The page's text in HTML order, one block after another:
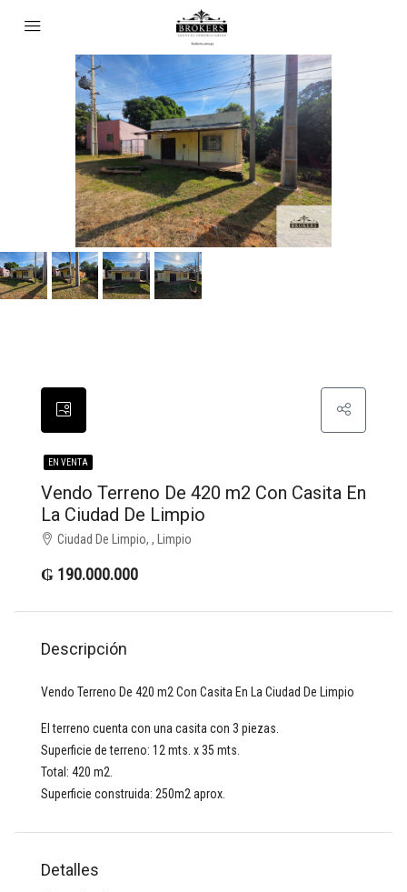
EN VENTA
Vendo Terreno De 420 m2 Con Casita En
La Ciudad De Limpio
Ciudad De Limpio, , Limpio
₲ 190.000.000
Descripción
Vendo Terreno De 420 m2 Con Casita En La Ciudad De Limpio
El terreno cuenta con una casita con 3 piezas.
Superficie de terreno: 12 mts. x 35 mts.
Total: 420 m2.
Superficie construida: 250m2 aprox.
Detalles